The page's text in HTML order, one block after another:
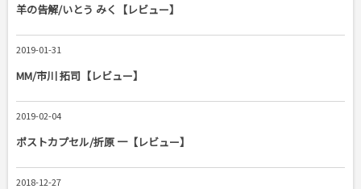
羊の告解/いとう みく【レビュー】
2019-01-31
MM/市川 拓司【レビュー】
2019-02-04
ポストカプセル/折原 一【レビュー】
2018-12-27